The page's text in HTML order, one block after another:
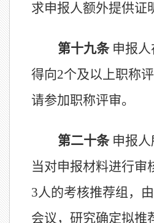
求申报人额外提供证
第十九条 申报
得向2个及以上职称
请参加职称评审。
第二十条 申报
当对申报材料进行审
3人的考核推荐组 ，
会议 ，研究确定拟推